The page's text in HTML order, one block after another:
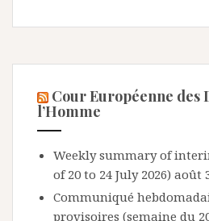
Cour Européenne des
l’Homme
Weekly summary of
of 20 to 24 July 2026) août
Communiqué
provisoires (semaine du